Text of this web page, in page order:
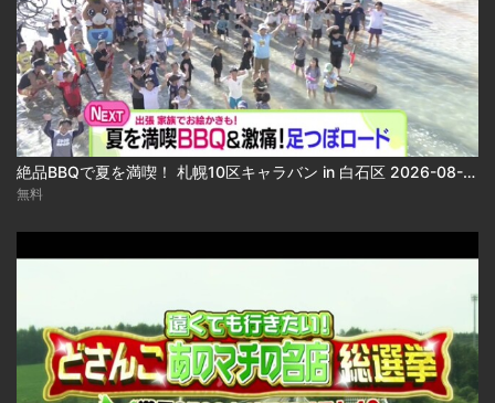
絶品BBQで夏を満喫！ 札幌10区キャラバン in 白石区 2026-08-06
無料